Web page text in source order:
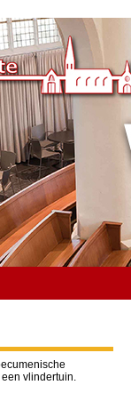
vlindertuin.